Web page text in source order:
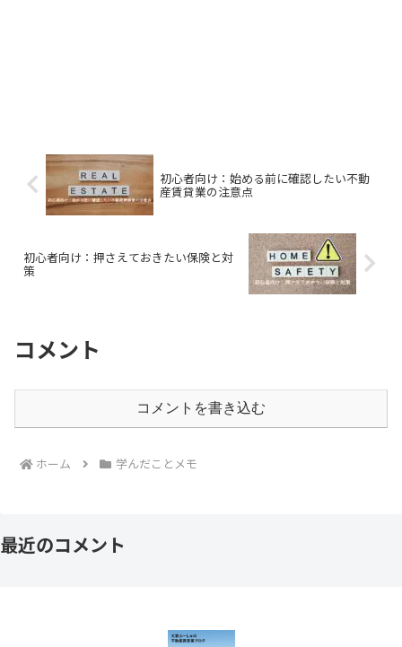
初心者向け：始める前に確認したい不動
産賃貸業の注意点
初心者向け：押さえておきたい保険と対
策
コメント
コメントを書き込む
ホーム 学んだことメモ
最近のコメント